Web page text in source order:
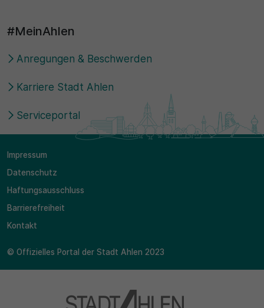
#MeinAhlen
Anregungen & Beschwerden
Karriere Stadt Ahlen
Serviceportal
Impressum
Datenschutz
Haftungsausschluss
Barrierefreiheit
Kontakt
© Offizielles Portal der Stadt Ahlen 2023